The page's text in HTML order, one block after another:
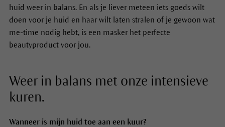
huid weer in balans. En als je liever meteen iets goeds wilt
doen voor je huid en haar wilt laten stralen of je gewoon wat
me-time nodig hebt, is een masker het perfecte
beautyproduct voor jou.
Weer in balans met onze intensieve
kuren.
Wanneer is mijn huid toe aan een kuur?